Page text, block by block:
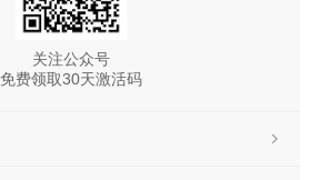
关注公众号
免费领取30天激活码